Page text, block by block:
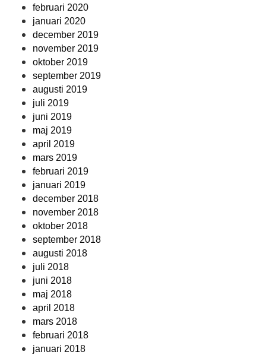
februari 2020
januari 2020
december 2019
november 2019
oktober 2019
september 2019
augusti 2019
juli 2019
juni 2019
maj 2019
april 2019
mars 2019
februari 2019
januari 2019
december 2018
november 2018
oktober 2018
september 2018
augusti 2018
juli 2018
juni 2018
maj 2018
april 2018
mars 2018
februari 2018
januari 2018